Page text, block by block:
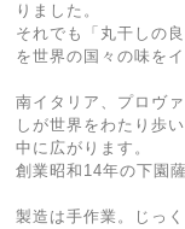
りました。
それでも「丸干しの
を世界の国々の味を
南イタリア、プロヴ
しが世界をわたり歩
中に広がります。
創業昭和14年の下園
製造は手作業。じっ